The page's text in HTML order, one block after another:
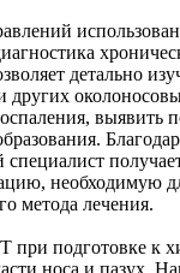
детально
выявить
специалист
необходимую
метода лечения.
подготовке к